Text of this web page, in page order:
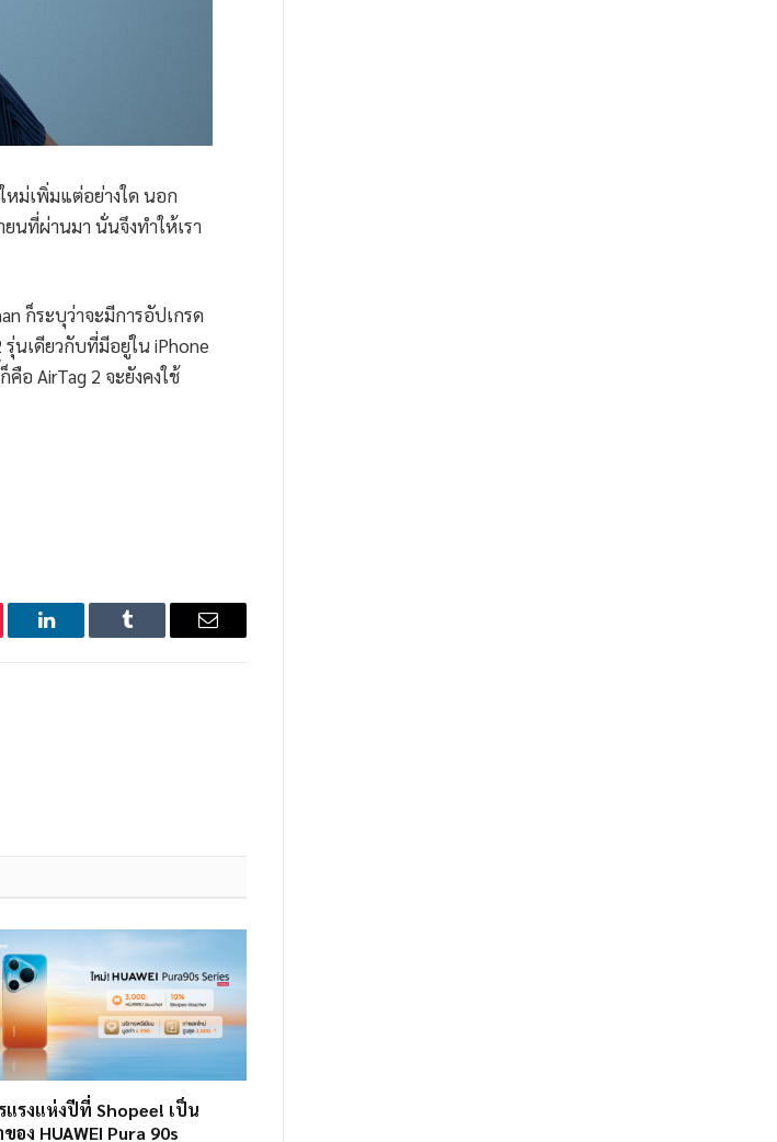
หม่เพิ่มแต่อย่างใด นอก
นที่ผ่านมา นั่นจึงทำให้เรา
ก็ระบุว่าจะมีการอัปเกรด
นเดียวกับที่มีอยู่ใน iPhone
อ AirTag 2 จะยังคงใช้
LinkedIn Tumblr Email
แรงแห่งปีที่ Shopee! เป็น
ของ HUAWEI Pura 90s